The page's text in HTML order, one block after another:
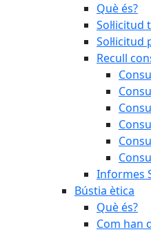
Què és?
Sol·licitud
Sol·licitud
Recull
Informes
Bústia ètica
Què és?
Com han